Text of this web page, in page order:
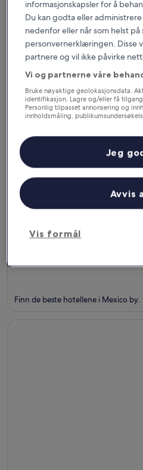
Atlanta
Finn de beste hotellene i Atlanta.
Finn de beste hotellene i Mexico by.
Mexico by
informasjonskapsler for å
Du kan godta eller
nedenfor eller når som helst på
personvernerklæringen. Disse
partnere og vil ikke påvirke
Vi og partnerne våre
Bruke nøyaktige geolokasjonsdata.
identifikasjon. Lagre og/eller få
Personlig tilpasset annonsering og
innholdsmåling,
Vis formål
Avvis
Jeg